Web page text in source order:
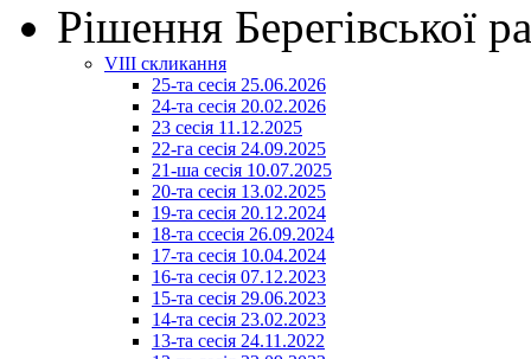
Рішення Берегівської
VIII скликання
25-та сесія 25.06.2026
24-та сесія 20.02.2026
23 сесія 11.12.2025
22-га сесія 24.09.2025
21-ша сесія 10.07.2025
20-та сесія 13.02.2025
19-та сесія 20.12.2024
18-та ссесія 26.09.2024
17-та сесія 10.04.2024
16-та сесія 07.12.2023
15-та сесія 29.06.2023
14-та сесія 23.02.2023
13-та сесія 24.11.2022